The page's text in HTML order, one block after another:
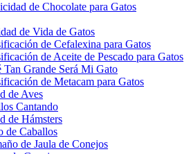
de Chocolate para Gatos
de Vida de Gatos
de Cefalexina para Gatos
de Aceite de Pescado para Gatos
Tan Grande Será Mi Gato
de Metacam para Gatos
de Aves
Cantando
de Hámsters
de Caballos
de Jaula de Conejos